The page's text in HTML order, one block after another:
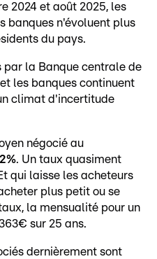
2024 et août 2025, les
banques n'évoluent plus
du pays.
par la Banque centrale de
les banques continuent
climat d'incertitude
négocié au
. Un taux quasiment
qui laisse les acheteurs
plus petit ou se
la mensualité pour un
sur 25 ans.
dernièrement sont